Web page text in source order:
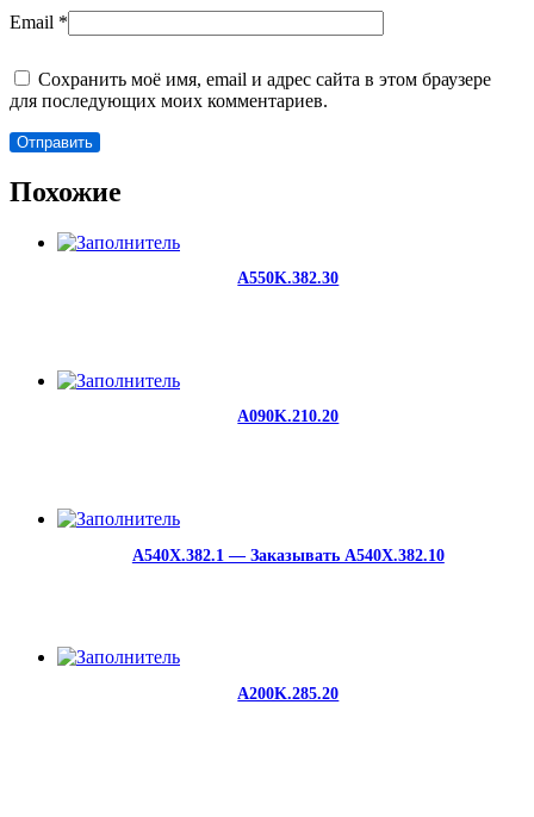
Email *
Сохранить моё имя, email и адрес сайта в этом браузере
для последующих моих комментариев.
Похожие
A550K.382.30
A090K.210.20
A540X.382.1 — Заказывать A540X.382.10
A200K.285.20